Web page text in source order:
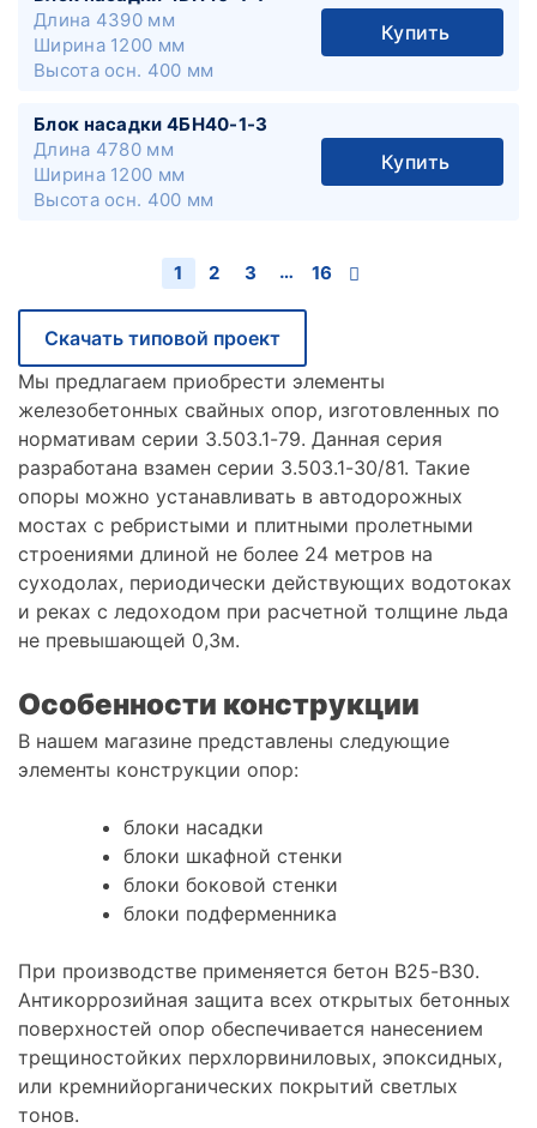
Длина 4390 мм
Ширина 1200 мм
Высота осн. 400 мм
Купить
Блок насадки 4БН40-1-3
Длина 4780 мм
Ширина 1200 мм
Высота осн. 400 мм
Купить
1 2 3 … 16
Скачать типовой проект
Мы предлагаем приобрести элементы
железобетонных свайных опор, изготовленных по
нормативам серии 3.503.1-79. Данная серия
разработана взамен серии 3.503.1-30/81. Такие
опоры можно устанавливать в автодорожных
мостах с ребристыми и плитными пролетными
строениями длиной не более 24 метров на
суходолах, периодически действующих водотоках
и реках с ледоходом при расчетной толщине льда
не превышающей 0,3м.
Особенности конструкции
В нашем магазине представлены следующие
элементы конструкции опор:
блоки насадки
блоки шкафной стенки
блоки боковой стенки
блоки подферменника
При производстве применяется бетон В25-В30.
Антикоррозийная защита всех открытых бетонных
поверхностей опор обеспечивается нанесением
трещиностойких перхлорвиниловых, эпоксидных,
или кремнийорганических покрытий светлых
тонов.